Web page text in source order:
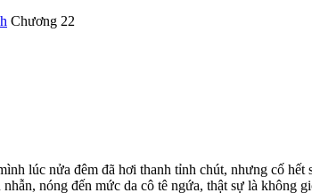
Chương 22
lúc nửa đêm đã hơi thanh tỉnh chút, nhưng cố
nóng đến mức da cô tê ngứa, thật sự là không